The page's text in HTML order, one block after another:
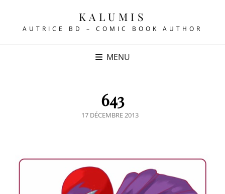
KALUMIS
AUTRICE BD – COMIC BOOK AUTHOR
MENU
643
POSTED
17 DÉCEMBRE 2013